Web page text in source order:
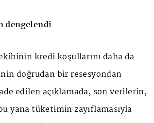
dengelendi
kredi koşullarını daha da
doğrudan bir resesyondan
edilen açıklamada, son verilerin,
yana tüketimin zayıflamasıyla